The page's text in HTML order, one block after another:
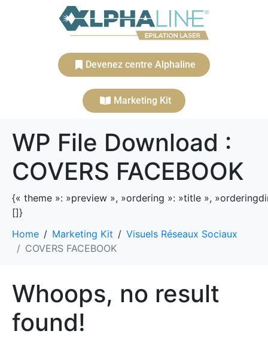
Devenez centre Alphaline
Marketing Kit
WP File Download :
COVERS FACEBOOK
{« theme »: »preview », »ordering »: »title »,
[]}
Home
Marketing Kit
Visuels Réseaux Sociaux
COVERS FACEBOOK
Whoops, no result
found!